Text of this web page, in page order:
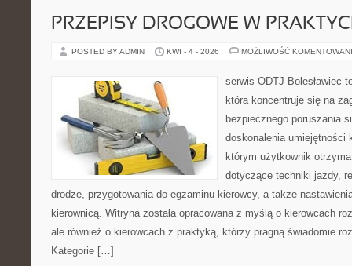
PRZEPISY DROGOWE W
POSTED BY ADMIN KWI - 4 - 2026 MOŻLIWOŚĆ
serwis ODTJ Bolesławiec
która koncentruje się na
bezpiecznego poruszania
doskonalenia umiejętności
którym użytkownik
dotyczące techniki jazdy,
drodze, przygotowania do egzaminu kierowcy, a także
kierownicą. Witryna została opracowana z myślą o kierowcach
ale również o kierowcach z praktyką, którzy pragną świadomie
Kategorie […]